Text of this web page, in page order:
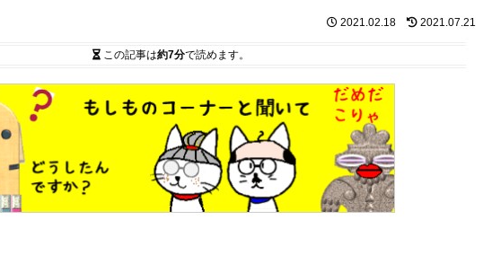
2021.02.18 2021.07.21
この記事は約7分で読めます。